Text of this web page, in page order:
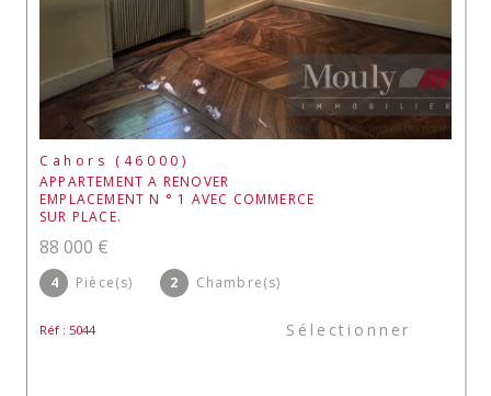
Cahors (46000)
APPARTEMENT A RENOVER
EMPLACEMENT N ° 1 AVEC COMMERCE
SUR PLACE.
88 000 €
4 Pièce(s) 2 Chambre(s)
Réf : 5044 Sélectionner